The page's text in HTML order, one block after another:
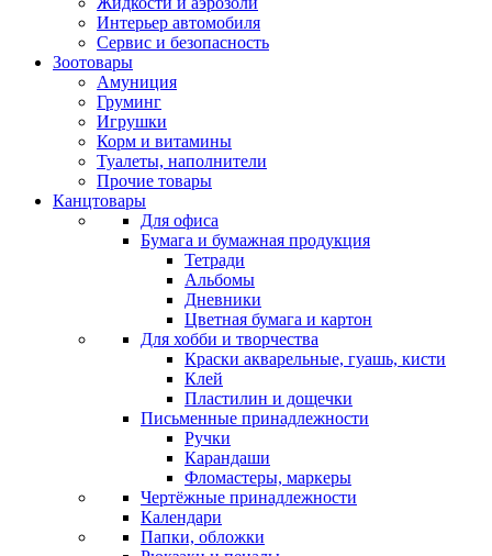
Интерьер автомобиля
Сервис и безопасность
Зоотовары
Амуниция
Груминг
Игрушки
Корм и витамины
Туалеты, наполнители
Прочие товары
Канцтовары
Для офиса
Бумага и бумажная продукция
Тетради
Альбомы
Дневники
Цветная бумага и картон
Для хобби и творчества
Краски акварельные, гуашь, кисти
Клей
Пластилин и дощечки
Письменные принадлежности
Ручки
Карандаши
Фломастеры, маркеры
Чертёжные принадлежности
Календари
Папки, обложки